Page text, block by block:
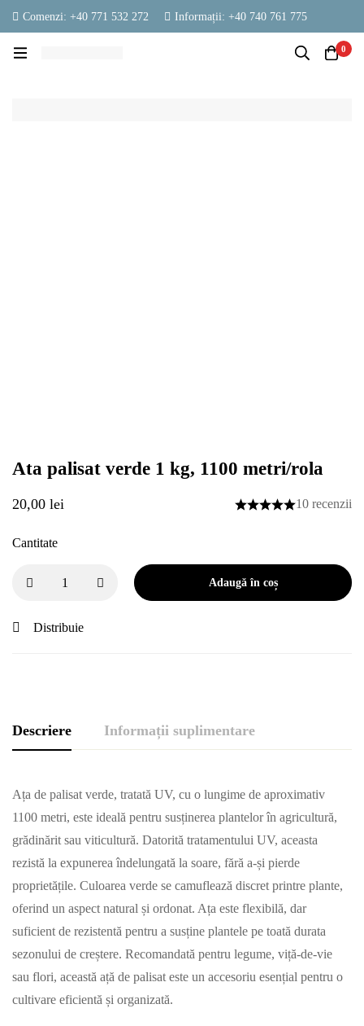
Comenzi: +40 771 532 272
Informații: +40 740 761 775
Sâmbătă: 06:00 - 13:00
0
Ata palisat verde 1 kg, 1100 metri/rola
20,00 lei 10 recenzii
Cantitate
Adaugă în coș
Distribuie
Descriere Informații suplimentare
Ața de palisat verde, tratată UV, cu o lungime de aproximativ
1100 metri, este ideală pentru susținerea plantelor în agricultură,
grădinărit sau viticultură. Datorită tratamentului UV, aceasta
rezistă la expunerea îndelungată la soare, fără a-și pierde
proprietățile. Culoarea verde se camuflează discret printre plante,
oferind un aspect natural și ordonat. Ața este flexibilă, dar
suficient de rezistentă pentru a susține plantele pe toată durata
sezonului de creștere. Recomandată pentru legume, viță-de-vie
sau flori, această ață de palisat este un accesoriu esențial pentru o
cultivare eficientă și organizată.